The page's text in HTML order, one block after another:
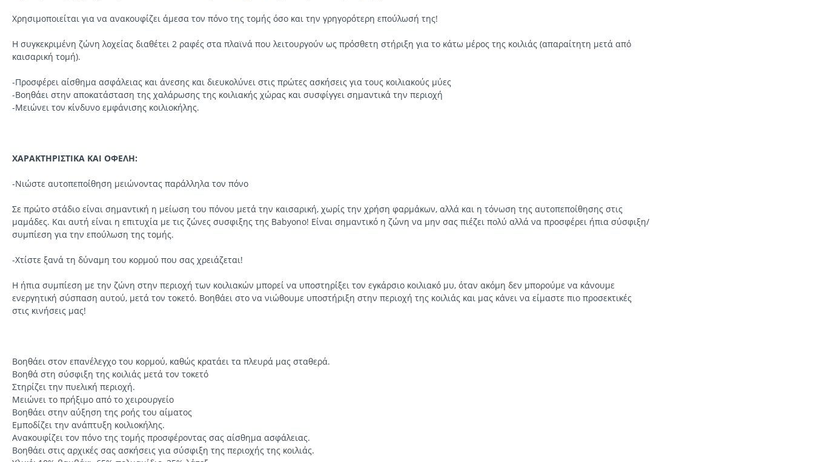
Χρησιμοποιείται για να ανακουφίζει άμεσα τον πόνο της τομής όσο και την γρηγορότερη επούλωσή της!
Η συγκεκριμένη ζώνη λοχείας διαθέτει 2 ραφές στα πλαϊνά που λειτουργούν ως πρόσθετη στήριξη για το κάτω μέρος της κοιλιάς (απαραίτητη μετά από
καισαρική τομή).
-Προσφέρει αίσθημα ασφάλειας και άνεσης και διευκολύνει στις πρώτες ασκήσεις για τους κοιλιακούς μύες
-Βοηθάει στην αποκατάσταση της χαλάρωσης της κοιλιακής χώρας και συσφίγγει σημαντικά την περιοχή
-Μειώνει τον κίνδυνο εμφάνισης κοιλιοκήλης.
ΧΑΡΑΚΤΗΡΙΣΤΙΚΑ ΚΑΙ ΟΦΕΛΗ:
-Νιώστε αυτοπεποίθηση μειώνοντας παράλληλα τον πόνο
Σε πρώτο στάδιο είναι σημαντική η μείωση του πόνου μετά την καισαρική, χωρίς την χρήση φαρμάκων, αλλά και η τόνωση της αυτοπεποίθησης στις
μαμάδες. Και αυτή είναι η επιτυχία με τις ζώνες συσφιξης της Babyono! Είναι σημαντικό η ζώνη να μην σας πιέζει πολύ αλλά να προσφέρει ήπια σύσφιξη/
συμπίεση για την επούλωση της τομής.
-Χτίστε ξανά τη δύναμη του κορμού που σας χρειάζεται!
Η ήπια συμπίεση με την ζώνη στην περιοχή των κοιλιακών μπορεί να υποστηρίξει τον εγκάρσιο κοιλιακό μυ, όταν ακόμη δεν μπορούμε να κάνουμε
ενεργητική σύσπαση αυτού, μετά τον τοκετό. Βοηθάει στο να νιώθουμε υποστήριξη στην περιοχή της κοιλιάς και μας κάνει να είμαστε πιο προσεκτικές
στις κινήσεις μας!
Bοηθάει στον επανέλεγχο του κορμού, καθώς κρατάει τα πλευρά μας σταθερά.
Βοηθά στη σύσφιξη της κοιλιάς μετά τον τοκετό
Στηρίζει την πυελική περιοχή.
Μειώνει το πρήξιμο από το χειρουργείο
Βοηθάει στην αύξηση της ροής του αίματος
Εμποδίζει την ανάπτυξη κοιλιοκήλης.
Ανακουφίζει τον πόνο της τομής προσφέροντας σας αίσθημα ασφάλειας.
Βοηθάει στις αρχικές σας ασκήσεις για σύσφιξη της περιοχής της κοιλιάς.